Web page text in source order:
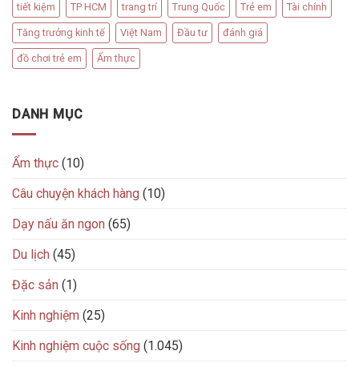
tiết kiệm TP HCM trang trí Trung Quốc Trẻ em Tài chính
Tăng trưởng kinh tế Việt Nam Đầu tư đánh giá
đồ chơi trẻ em Ẩm thực
DANH MỤC
Ẩm thực (10)
Câu chuyện khách hàng (10)
Dạy nấu ăn ngon (65)
Du lịch (45)
Đặc sản (1)
Kinh nghiệm (25)
Kinh nghiệm cuộc sống (1.045)